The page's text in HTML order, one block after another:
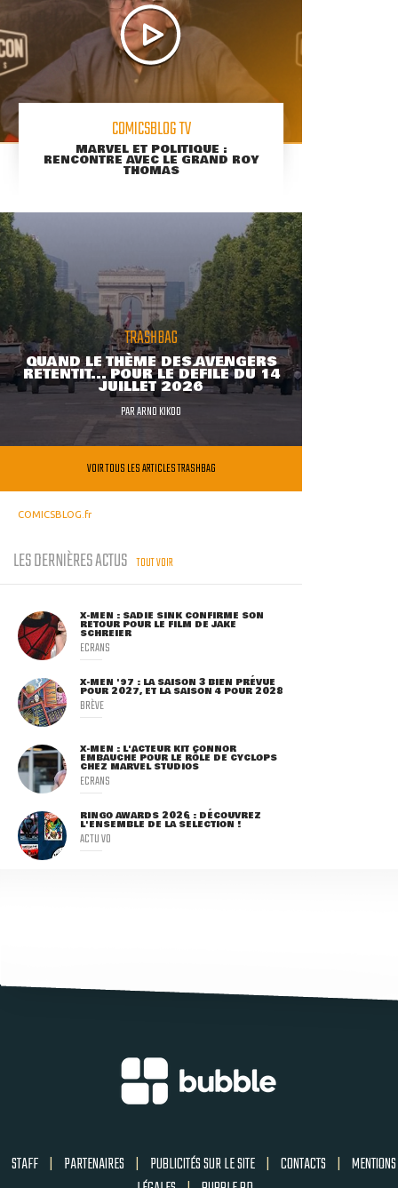
COMICSBLOG TV
MARVEL ET POLITIQUE :
RENCONTRE AVEC LE GRAND ROY
THOMAS
TRASHBAG
QUAND LE THÈME DES AVENGERS
RETENTIT... POUR LE DÉFILÉ DU 14
JUILLET 2026
PARARNO KIKOO
VOIR TOUS LES ARTICLES TRASHBAG
COMICSBLOG.fr
LES DERNIÈRES ACTUS TOUT VOIR
X-MEN : SADIE SINK CONFIRME SON
RETOUR POUR LE FILM DE JAKE
SCHREIER
ECRANS
X-MEN '97 : LA SAISON 3 BIEN PRÉVUE
POUR 2027, ET LA SAISON 4 POUR 2028
BRÈVE
X-MEN : L'ACTEUR KIT CONNOR
EMBAUCHÉ POUR LE RÔLE DE CYCLOPS
CHEZ MARVEL STUDIOS
ECRANS
RINGO AWARDS 2026 : DÉCOUVREZ
L'ENSEMBLE DE LA SÉLECTION !
ACTU VO
STAFF | PARTENAIRES | PUBLICITÉS SUR LE SITE | CONTACTS | MENTIONS